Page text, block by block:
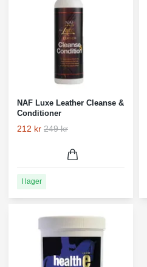
NAF Luxe Leather Cleanse &
Conditioner
212 kr 249 kr
I lager